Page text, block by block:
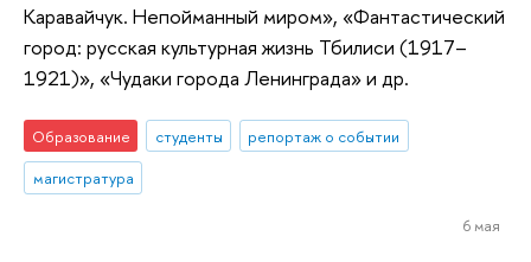
Каравайчук. Непойманный миром», «Фантастический
город: русская культурная жизнь Тбилиси (1917–
1921)», «Чудаки города Ленинграда» и др.
Образование студенты
репортаж о событии
магистратура
6 мая